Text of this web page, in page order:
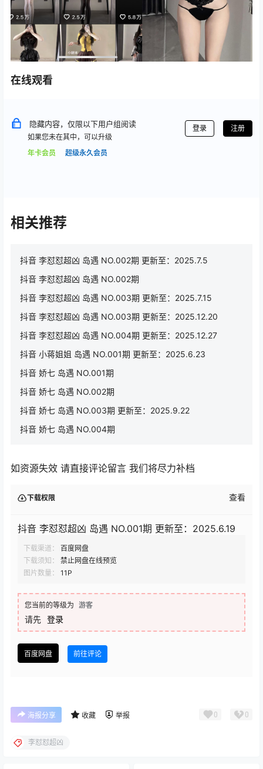
在线观看
隐藏内容，仅限以下用户组阅读
如果您未在其中，可以升级
年卡会员
超级永久会员
登录 注册
相关推荐
抖音 李怼怼超凶 岛遇 NO.002期 更新至：2025.7.5
抖音 李怼怼超凶 岛遇 NO.002期
抖音 李怼怼超凶 岛遇 NO.003期 更新至：2025.7.15
抖音 李怼怼超凶 岛遇 NO.003期 更新至：2025.12.20
抖音 李怼怼超凶 岛遇 NO.004期 更新至：2025.12.27
抖音 小蒋姐姐 岛遇 NO.001期 更新至：2025.6.23
抖音 娇七 岛遇 NO.001期
抖音 娇七 岛遇 NO.002期
抖音 娇七 岛遇 NO.003期 更新至：2025.9.22
抖音 娇七 岛遇 NO.004期
如资源失效 请直接评论留言 我们将尽力补档
下载权限 查看
抖音 李怼怼超凶 岛遇 NO.001期 更新至：2025.6.19
下载渠道：
百度网盘
下载须知：
禁止网盘在线预览
图片数量：
11P
您当前的等级为 游客
请先 登录
百度网盘 前往评论
海报分享 收藏 举报 0 0
李怼怼超凶